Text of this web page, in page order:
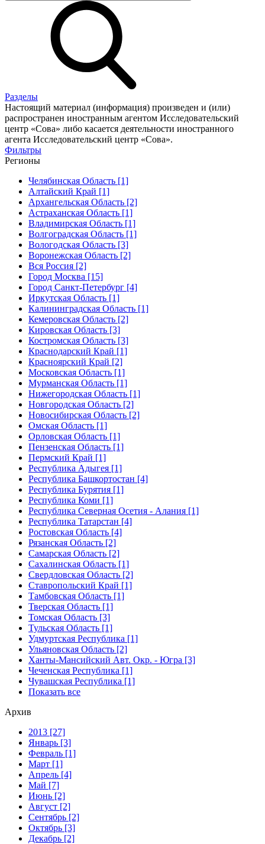
Разделы
Настоящий материал (информация) произведен и (или)
распространен иностранным агентом Исследовательский
центр «Сова» либо касается деятельности иностранного
агента Исследовательский центр «Сова».
Фильтры
Регионы
Челябинская Область [1]
Алтайский Край [1]
Архангельская Область [2]
Астраханская Область [1]
Владимирская Область [1]
Волгоградская Область [1]
Вологодская Область [3]
Воронежская Область [2]
Вся Россия [2]
Город Москва [15]
Город Санкт-Петербург [4]
Иркутская Область [1]
Калининградская Область [1]
Кемеровская Область [2]
Кировская Область [3]
Костромская Область [3]
Краснодарский Край [1]
Красноярский Край [2]
Московская Область [1]
Мурманская Область [1]
Нижегородская Область [1]
Новгородская Область [2]
Новосибирская Область [2]
Омская Область [1]
Орловская Область [1]
Пензенская Область [1]
Пермский Край [1]
Республика Адыгея [1]
Республика Башкортостан [4]
Республика Бурятия [1]
Республика Коми [1]
Республика Северная Осетия - Алания [1]
Республика Татарстан [4]
Ростовская Область [4]
Рязанская Область [2]
Самарская Область [2]
Сахалинская Область [1]
Свердловская Область [2]
Ставропольский Край [1]
Тамбовская Область [1]
Тверская Область [1]
Томская Область [3]
Тульская Область [1]
Удмуртская Республика [1]
Ульяновская Область [2]
Ханты-Мансийский Авт. Окр. - Югра [3]
Чеченская Республика [1]
Чувашская Республика [1]
Показать все
Архив
2013 [27]
Январь [3]
Февраль [1]
Март [1]
Апрель [4]
Май [7]
Июнь [2]
Август [2]
Сентябрь [2]
Октябрь [3]
Декабрь [2]